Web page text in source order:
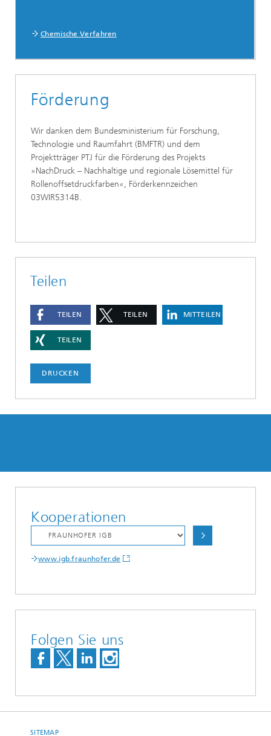
Chemische Verfahren
Förderung
Wir danken dem Bundesministerium für Forschung,
Technologie und Raumfahrt (BMFTR) und dem
Projektträger PTJ für die Förderung des Projekts
»NachDruck – Nachhaltige und regionale Lösemittel für
Rollenoffsetdruckfarben«, Förderkennzeichen
03WIR5314B.
Teilen
TEILEN TEILEN MITTEILEN
TEILEN
DRUCKEN
Kooperationen
www.igb.fraunhofer.de
Folgen Sie uns
SITEMAP